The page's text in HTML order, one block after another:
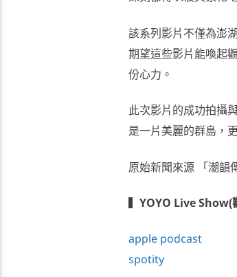
該系列影片不僅為澎
期望這些影片能喚起
份心力。
此次影片的成功拍攝
是一片美麗的群島，
原始新聞來源 「潮韻
YOYO Live Show(
apple podcast
spotity